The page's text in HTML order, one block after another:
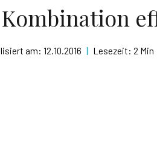
am: 12.10.2016 | Lesezeit: 2 Min